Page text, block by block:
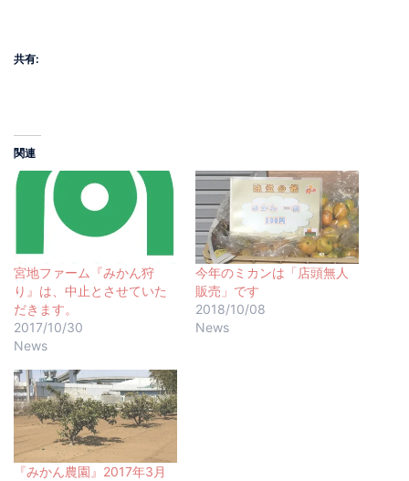
共有:
関連
宮地ファーム『みかん狩
り』は、中止とさせていた
だきます。
2017/10/30
News
今年のミカンは「店頭無人
販売」です
2018/10/08
News
『みかん農園』2017年3月